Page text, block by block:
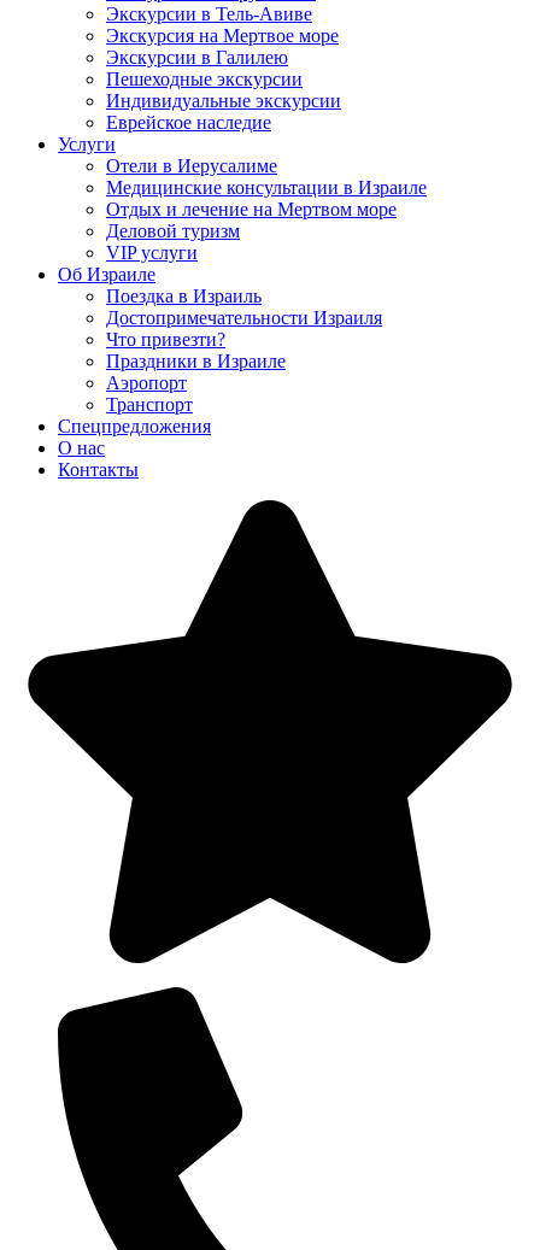
Экскурсии в Тель-Авиве
Экскурсия на Мертвое море
Экскурсии в Галилею
Пешеходные экскурсии
Индивидуальные экскурсии
Еврейское наследие
Услуги
Отели в Иерусалиме
Медицинские консультации в Израиле
Отдых и лечение на Мертвом море
Деловой туризм
VIP услуги
Об Израиле
Поездка в Израиль
Достопримечательности Израиля
Что привезти?
Праздники в Израиле
Аэропорт
Транспорт
Спецпредложения
О нас
Контакты